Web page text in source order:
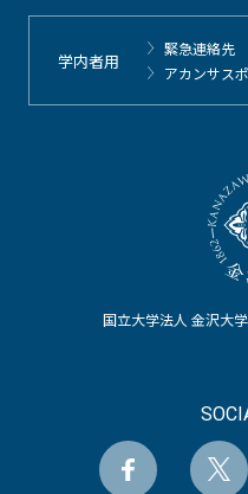
国立大学法人 金沢大
学内者用
緊急連絡先
アカンサス